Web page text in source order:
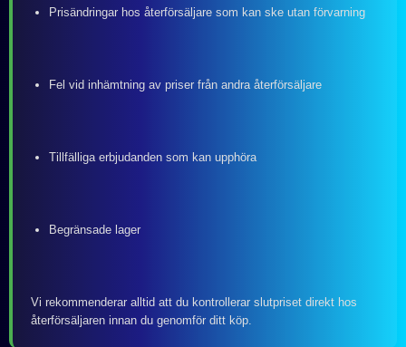
Prisändringar hos återförsäljare som kan ske utan förvarning
Fel vid inhämtning av priser från andra återförsäljare
Tillfälliga erbjudanden som kan upphöra
Begränsade lager
Vi rekommenderar alltid att du kontrollerar slutpriset direkt hos
återförsäljaren innan du genomför ditt köp.